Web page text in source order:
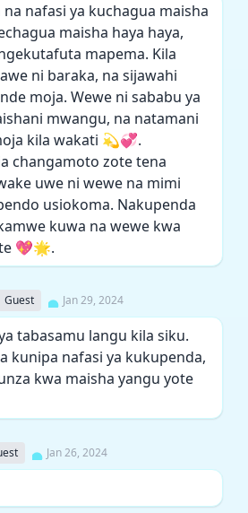
nafasi ya kuchagua maisha
maisha haya haya,
mapema. Kila
ni baraka, na sijawahi
moja. Wewe ni sababu ya
mwangu, na natamani
kila wakati 💫💞.
changamoto zote tena
uwe ni wewe na mimi
usiokoma. Nakupenda
kuwa na wewe kwa
💖🌟.
Guest Jan 29, 2024
tabasamu langu kila siku.
kunipa nafasi ya kukupenda,
kwa maisha yangu yote
Jan 26, 2024